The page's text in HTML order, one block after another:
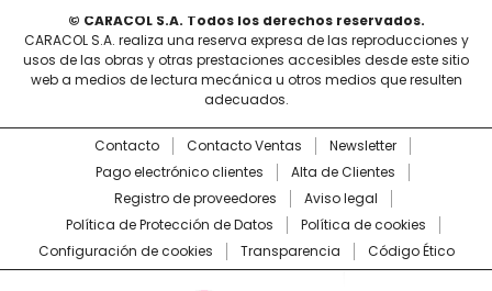
© CARACOL S.A. Todos los derechos reservados.
CARACOL S.A. realiza una reserva expresa de las reproducciones y
usos de las obras y otras prestaciones accesibles desde este sitio
web a medios de lectura mecánica u otros medios que resulten
adecuados.
Contacto Contacto Ventas
Newsletter
Pago electrónico clientes
Alta de Clientes
Registro de proveedores
Aviso legal
Política de Protección de Datos
Política de cookies
Configuración de cookies
Transparencia Código Ético